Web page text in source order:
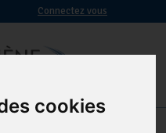
cookies
Connectez vous